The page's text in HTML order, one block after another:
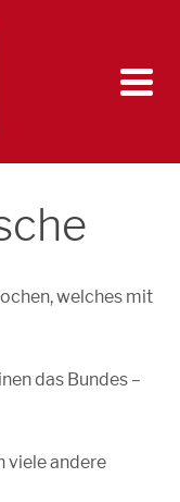
welches mit
das Bundes –
viele andere